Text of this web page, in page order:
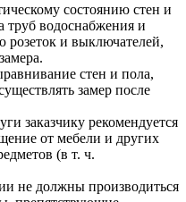
состоянию стен и
водоснабжения и
розеток и выключателей,
стен и пола,
замер после
заказчику рекомендуется
от мебели и других
(в т. ч.
не должны производиться